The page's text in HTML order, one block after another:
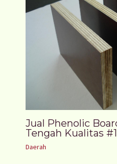
Jual Phenolic
Tengah Kualitas #1
Daerah